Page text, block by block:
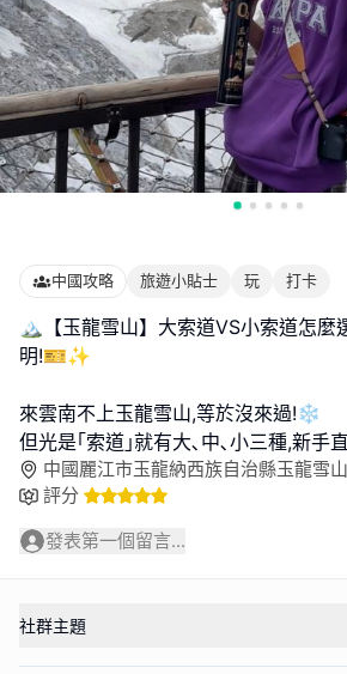
中國攻略 旅遊小貼士 玩 打卡
🏔️【玉龍雪山】大索道VS小索道怎麼
明!🎫✨
來雲南不上玉龍雪山,等於沒來過!❄️
但光是｢索道｣就有大､中､小三種,新手
中國麗江市玉龍納西族自治縣玉龍雪
評分
發表第一個留言...
社群主題